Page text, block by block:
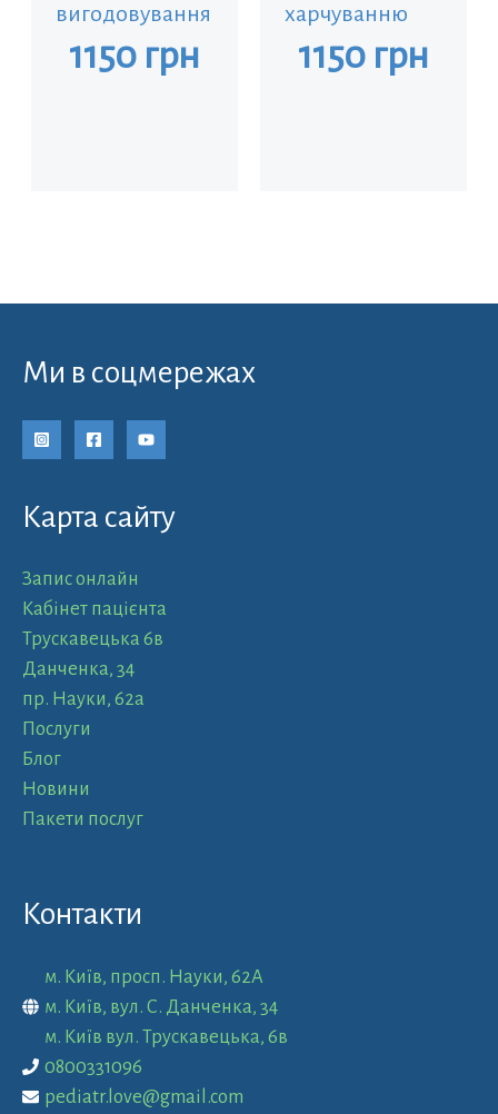
вигодовування
1150 грн
харчуванню
1150 грн
Ми в соцмережах
Карта сайту
Запис онлайн
Кабінет пацієнта
Трускавецька 6в
Данченка, 34
пр. Науки, 62а
Послуги
Блог
Новини
Пакети послуг
Контакти
м. Київ, просп. Науки, 62А
м. Київ, вул. С. Данченка, 34
м. Київ вул. Трускавецька, 6в
0800331096
pediatr.love@gmail.com